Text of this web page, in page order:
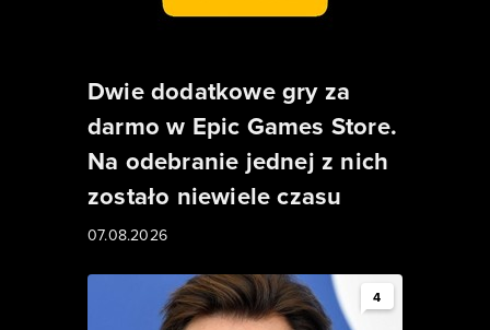
Dwie dodatkowe gry za
darmo w Epic Games Store.
Na odebranie jednej z nich
zostało niewiele czasu
07.08.2026
4